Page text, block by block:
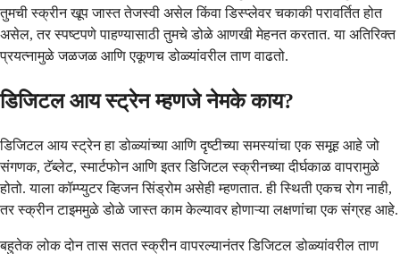
तुमची स्क्रीन खूप जास्त तेजस्वी असेल किंवा डिस्प्लेवर चकाकी परावर्तित होत
असेल, तर स्पष्टपणे पाहण्यासाठी तुमचे डोळे आणखी मेहनत करतात. या अतिरिक्त
प्रयत्नामुळे जळजळ आणि एकूणच डोळ्यांवरील ताण वाढतो.
डिजिटल आय स्ट्रेन म्हणजे नेमके काय?
डिजिटल आय स्ट्रेन हा डोळ्यांच्या आणि दृष्टीच्या समस्यांचा एक समूह आहे जो
संगणक, टॅब्लेट, स्मार्टफोन आणि इतर डिजिटल स्क्रीनच्या दीर्घकाळ वापरामुळे
होतो. याला कॉम्प्युटर व्हिजन सिंड्रोम असेही म्हणतात. ही स्थिती एकच रोग नाही,
तर स्क्रीन टाइममुळे डोळे जास्त काम केल्यावर होणाऱ्या लक्षणांचा एक संग्रह आहे.
बहुतेक लोक दोन तास सतत स्क्रीन वापरल्यानंतर डिजिटल डोळ्यांवरील ताण